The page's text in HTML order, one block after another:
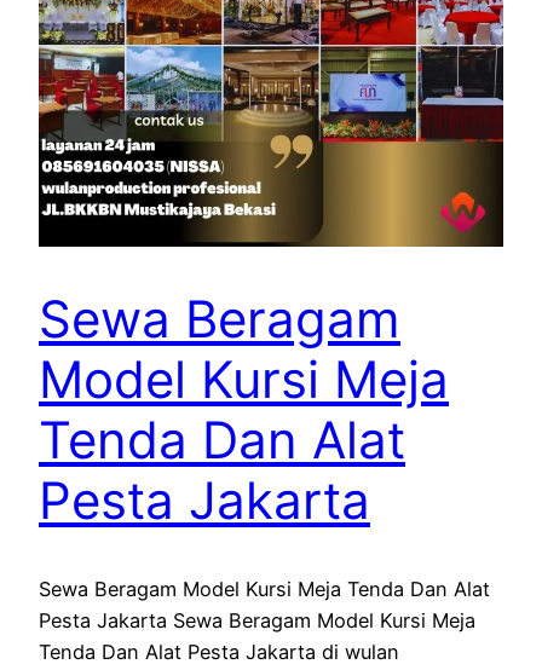
Sewa Beragam
Model Kursi Meja
Tenda Dan Alat
Pesta Jakarta
Sewa Beragam Model Kursi Meja Tenda Dan Alat
Pesta Jakarta Sewa Beragam Model Kursi Meja
Tenda Dan Alat Pesta Jakarta di wulan